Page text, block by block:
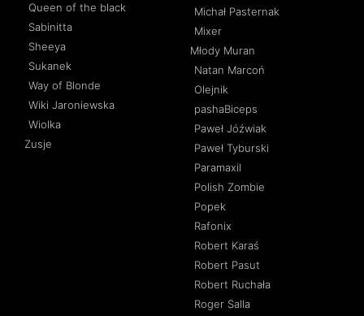
Queen of the black
Sabinitta
Sheeya
Sukanek
Way of Blonde
Wiki Jaroniewska
Wiolka
Zusje
Michał Pasternak
Mixer
Młody Muran
Natan Marcoń
Olejnik
pashaBiceps
Paweł Jóźwiak
Paweł Tyburski
Paramaxil
Polish Zombie
Popek
Rafonix
Robert Karaś
Robert Pasut
Robert Ruchała
Roger Salla